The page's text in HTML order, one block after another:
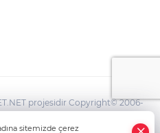
projesidir Copyright© 2006-
sitemizde çerez